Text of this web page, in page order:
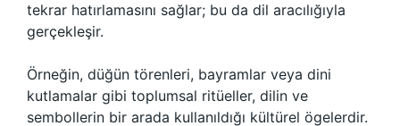
tekrar hatırlamasını sağlar; bu da dil aracılığıyla
gerçekleşir.
Örneğin, düğün törenleri, bayramlar veya dini
kutlamalar gibi toplumsal ritüeller, dilin ve
sembollerin bir arada kullanıldığı kültürel ögelerdir.